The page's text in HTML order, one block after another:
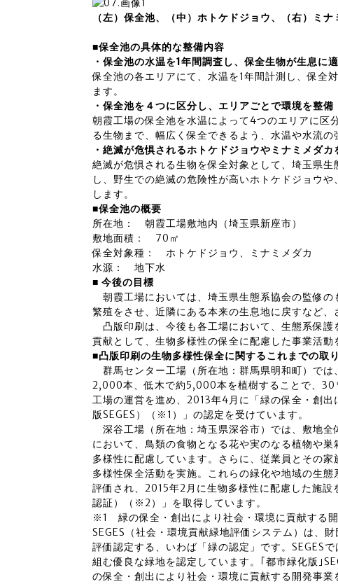
（左）保全池、（中）ホトケドジョウ、（右）
■保全池の具体的な整備内容
・保全池の水温を1年間調査し、保全生物が生息に
保全池の各エリアにて、水温を1年間計測し、保全
ます。
・保全池を４つに区分し、エリアごとで環境を整備
朝霞工場の保全池を水温によって4つのエリアに区
る生物まで、幅広く保全できるよう、水温や水流の
・絶滅が危惧されるホトケドジョウやミナミメダカ
絶滅が危惧される生物を保全対象として、埼玉県
し、野生での絶滅の危険性が高いホトケドジョウ
します。
■保全池の概要
所在地： 朝霞工場敷地内（埼玉県新座市）
敷地面積： 70㎡
保全対象種： ホトケドジョウ、ミナミメダカ
水源： 地下水
■ 今後の目標
朝霞工場においては、埼玉県生態系協会の監修
繁殖をさせ、近隣にある本来の生息地に戻すなど、
凸版印刷は、今後も各工場において、生態系保
貢献として、生物多様性の保全に配慮した事業活動
■凸版印刷の生物多様性保全に関するこれまでの取
群馬センター工場（所在地：群馬県明和町）で
2,000本、低木で約5,000本を植樹することで、30
工場の運営を進め、2013年4月に「緑の保全・創
版SEGES）（※1）」の認定を受けています。
深谷工場（所在地：埼玉県深谷市）では、敷地
において、鳥類の食物となる花や実のなる植物や
多様性に配慮しています。さらに、従業員とその
多様性保全活動を実施。これらの緑化や地域の生
評価され、2015年2月に生物多様性に配慮した施
認証）（※2）」を取得しています。
※1 緑の保全・創出により社会・環境に貢献する開
SEGES（社会・環境貢献緑地評価システム）は、
評価認定する、いわば「緑の認定」です。SEGES
組む優良な緑地を認定しています。｢都市緑化版｣
の保全・創出により社会・環境に貢献する開発事